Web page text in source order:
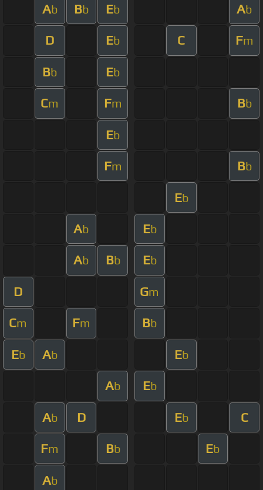
Ab Bb Eb Ab
D Eb C Fm
Bb Eb
Cm Fm Bb
Eb
Fm Bb
Eb
Ab Eb
Ab Bb Eb
D Gm
Cm Fm Bb
Eb Ab Eb
Ab Eb
Ab D Eb C
Fm Bb Eb
Ab